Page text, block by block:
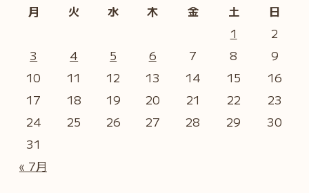
月
火 水 木 金 土 日
« 7月
1
2
3
4 5 6 7 8
9
10
11 12 13 14 15
16
17
18 19 20 21 22
23
24
25 26 27 28 29
30
31